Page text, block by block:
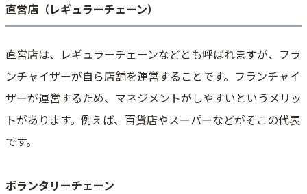
直営店（レギュラーチェーン）
直営店は、レギュラーチェーンなどとも呼ばれますが、フラ
ンチャイザーが自ら店舗を運営することです。フランチャイ
ザーが運営するため、マネジメントがしやすいというメリッ
トがあります。例えば、百貨店やスーパーなどがそこの代表
です。
ボランタリーチェーン